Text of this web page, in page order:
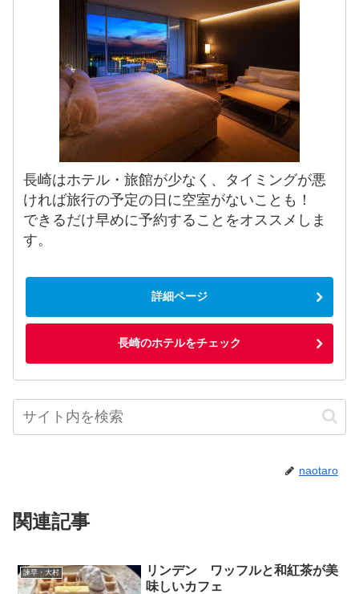
長崎はホテル・旅館が少なく、タイミングが悪
ければ旅行の予定の日に空室がないことも！
できるだけ早めに予約することをオススメしま
す。
詳細ページ
長崎のホテルをチェック
naotaro
関連記事
諫早・大村
リンデン ワッフルと和紅茶が美
味しいカフェ